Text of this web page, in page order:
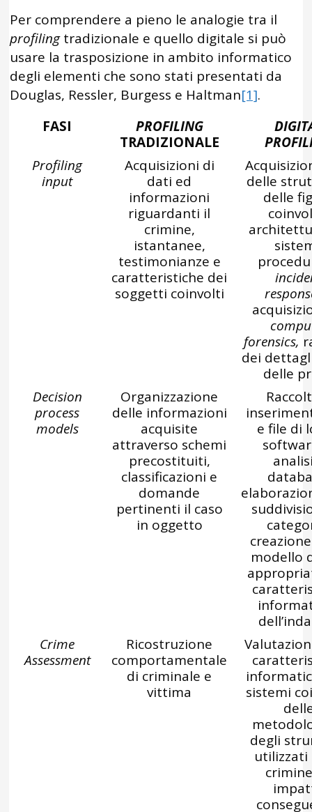
Per comprendere a pieno le analogie tra il
profilingtradizionale e quello digitale si può
usare la trasposizione in ambito informatico
degli elementi che sono stati presentati da
Douglas, Ressler, Burgess e Haltman[1].
FASI
PROFILING
TRADIZIONALE
Profiling
input
Acquisizioni di
dati ed
informazioni
riguardanti il
crimine,
istantanee,
testimonianze e
caratteristiche dei
soggetti coinvolti
delle
delle
forensics,
dei
delle
Decision
process
models
Organizzazione
delle informazioni
acquisite
attraverso schemi
precostituiti,
classificazioni e
domande
pertinenti il caso
in oggetto
e file di
modello
Crime
Assessment
Ricostruzione
comportamentale
di criminale e
vittima
sistemi
degli
utilizzati